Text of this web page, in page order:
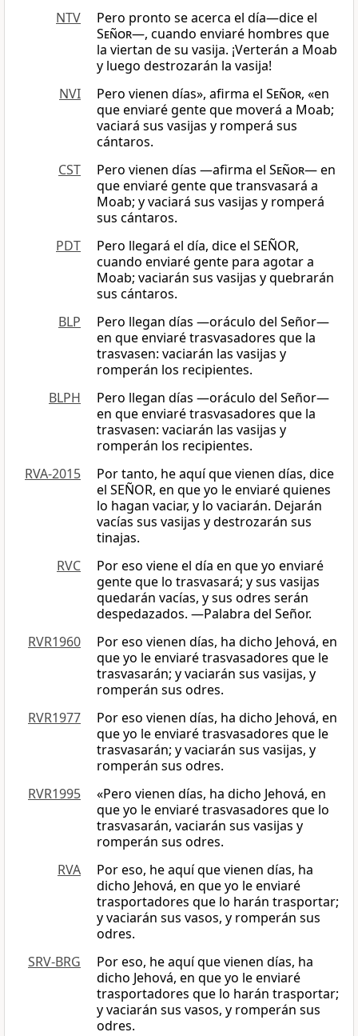
NTV
Pero pronto se acerca el día—dice el
Señor—, cuando enviaré hombres que
la viertan de su vasija. ¡Verterán a Moab
y luego destrozarán la vasija!
NVI
Pero vienen días», afirma el Señor, «en
que enviaré gente que moverá a Moab;
vaciará sus vasijas y romperá sus
cántaros.
CST
Pero vienen días —afirma el Señor— en
que enviaré gente que transvasará a
Moab; y vaciará sus vasijas y romperá
sus cántaros.
PDT
Pero llegará el día, dice el SEÑOR,
cuando enviaré gente para agotar a
Moab; vaciarán sus vasijas y quebrarán
sus cántaros.
BLP
Pero llegan días —oráculo del Señor—
en que enviaré trasvasadores que la
trasvasen: vaciarán las vasijas y
romperán los recipientes.
BLPH
Pero llegan días —oráculo del Señor—
en que enviaré trasvasadores que la
trasvasen: vaciarán las vasijas y
romperán los recipientes.
RVA-2015
Por tanto, he aquí que vienen días, dice
el SEÑOR, en que yo le enviaré quienes
lo hagan vaciar, y lo vaciarán. Dejarán
vacías sus vasijas y destrozarán sus
tinajas.
RVC
Por eso viene el día en que yo enviaré
gente que lo trasvasará; y sus vasijas
quedarán vacías, y sus odres serán
despedazados. —Palabra del Señor.
RVR1960
Por eso vienen días, ha dicho Jehová, en
que yo le enviaré trasvasadores que le
trasvasarán; y vaciarán sus vasijas, y
romperán sus odres.
RVR1977
Por eso vienen días, ha dicho Jehová, en
que yo le enviaré trasvasadores que le
trasvasarán; y vaciarán sus vasijas, y
romperán sus odres.
RVR1995
«Pero vienen días, ha dicho Jehová, en
que yo le enviaré trasvasadores que lo
trasvasarán, vaciarán sus vasijas y
romperán sus odres.
RVA
Por eso, he aquí que vienen días, ha
dicho Jehová, en que yo le enviaré
trasportadores que lo harán trasportar;
y vaciarán sus vasos, y romperán sus
odres.
SRV-BRG
Por eso, he aquí que vienen días, ha
dicho Jehová, en que yo le enviaré
trasportadores que lo harán trasportar;
y vaciarán sus vasos, y romperán sus
odres.